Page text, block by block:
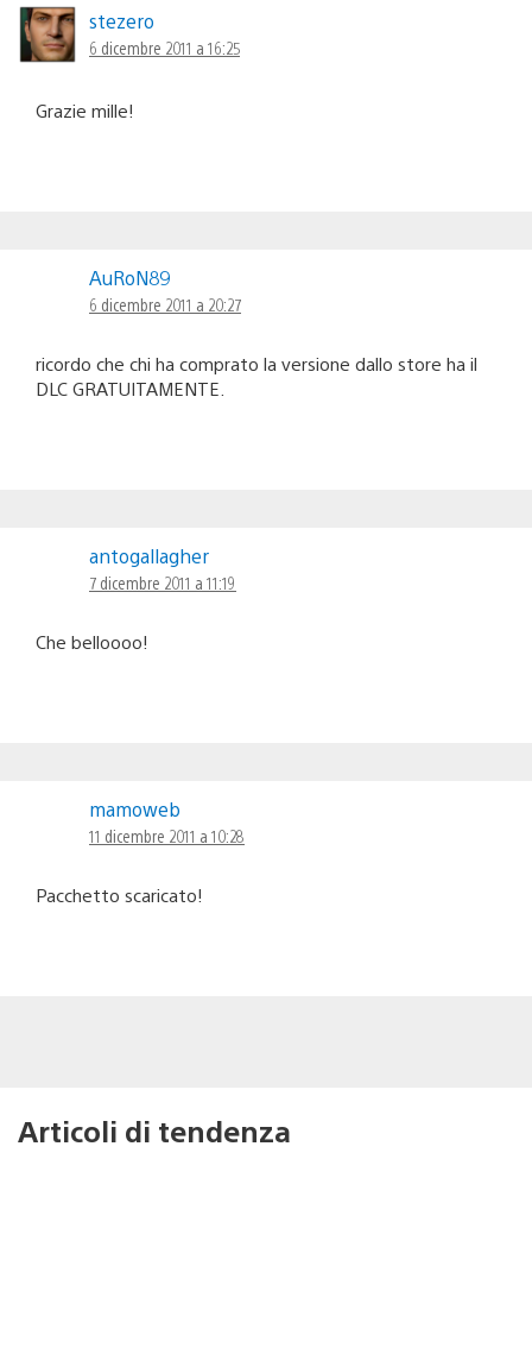
stezero
6 dicembre 2011 a 16:25
Grazie mille!
AuRoN89
6 dicembre 2011 a 20:27
ricordo che chi ha comprato la versione dallo store ha il
DLC GRATUITAMENTE.
antogallagher
7 dicembre 2011 a 11:19
Che belloooo!
mamoweb
11 dicembre 2011 a 10:28
Pacchetto scaricato!
Articoli di tendenza